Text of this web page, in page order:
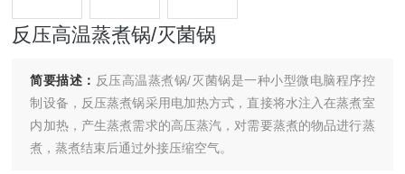
反压高温蒸煮锅/灭菌锅
简要描述： 反压高温蒸煮锅/灭菌锅是一种小型微电脑程序控
制设备，反压蒸煮锅采用电加热方式，直接将水注入在蒸煮室
内加热，产生蒸煮需求的高压蒸汽，对需要蒸煮的物品进行蒸
煮，蒸煮结束后通过外接压缩空气。